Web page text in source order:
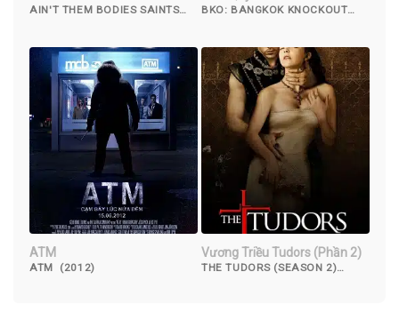
AIN'T THEM BODIES SAINTS
BKO: BANGKOK KNOCKOUT
ATM
ATM (2012)
Vương Triều Tudors (Phần 2)
THE TUDORS (SEASON 2)